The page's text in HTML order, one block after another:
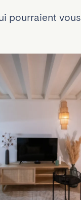
pourraient vous